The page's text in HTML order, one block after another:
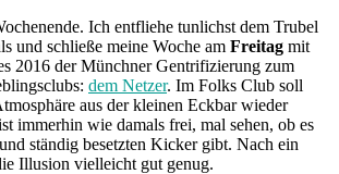
Ich entfliehe tunlichst dem Trubel
und schließe meine Woche am Freitag mit
2016 der Münchner Gentrifizierung zum
dem Netzer. Im Folks Club soll
aus der kleinen Eckbar wieder
immerhin wie damals frei, mal sehen, ob es
ständig besetzten Kicker gibt. Nach ein
Illusion vielleicht gut genug.